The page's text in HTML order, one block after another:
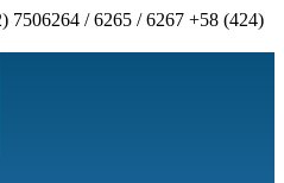
7506264 / 6265 / 6267 +58 (424)